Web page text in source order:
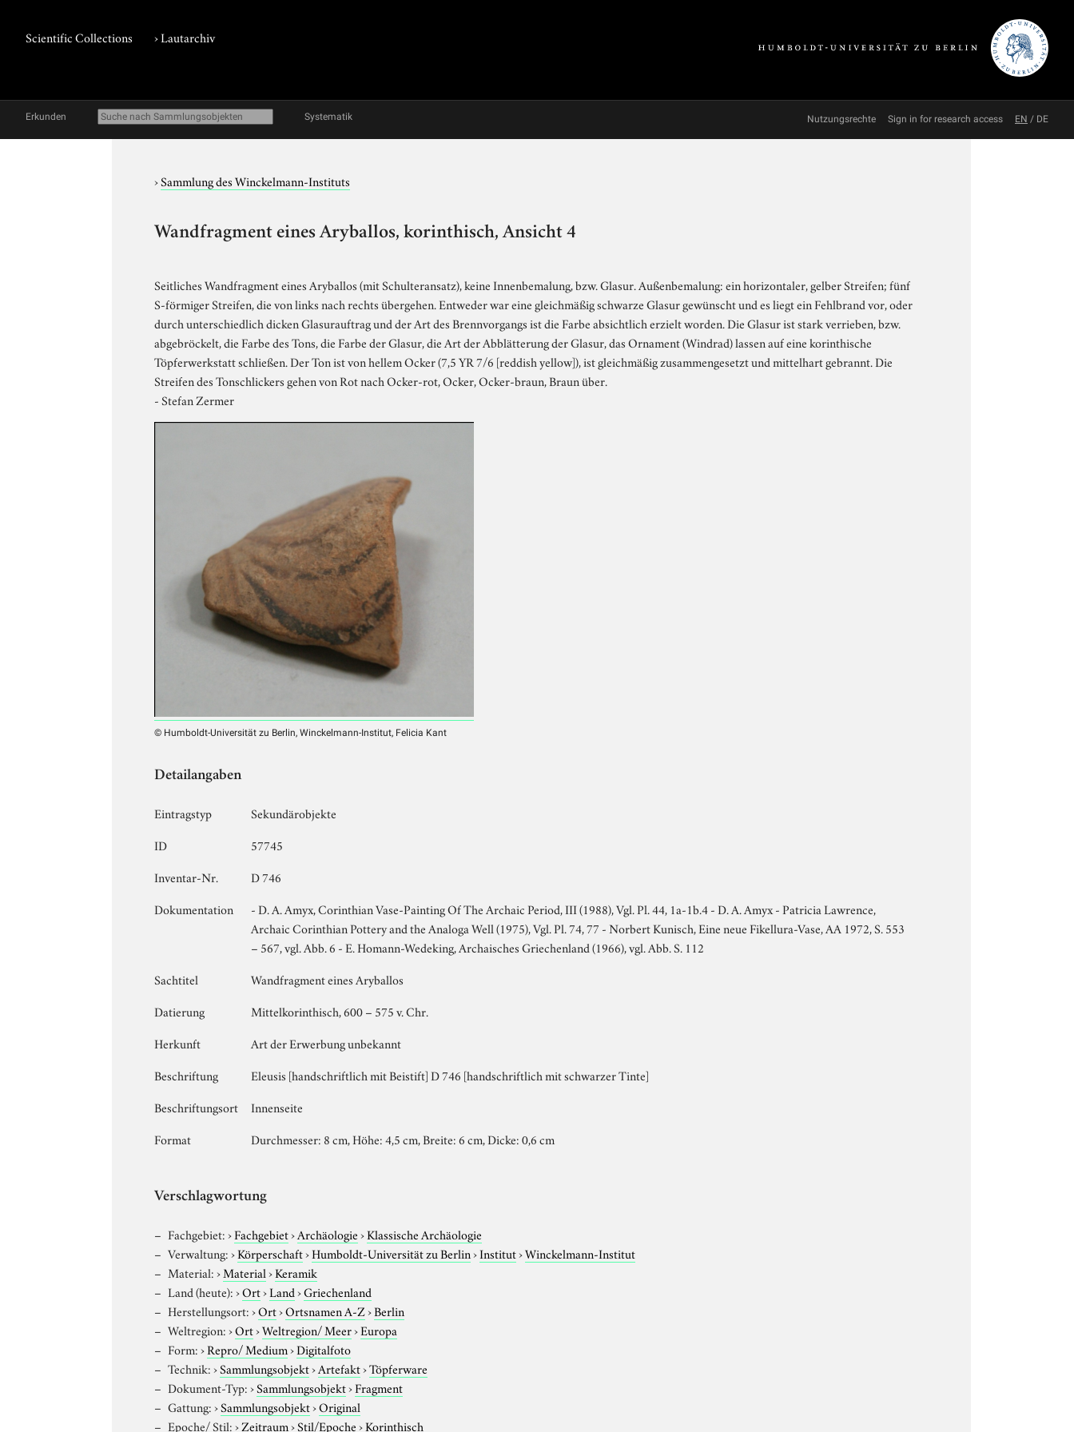
Scientific Collections ›Lautarchiv
Erkunden Systematik Nutzungsrechte Sign in for research access EN / DE
›Sammlung des Winckelmann-Instituts
Wandfragment eines Aryballos, korinthisch, Ansicht 4
Seitliches Wandfragment eines Aryballos (mit Schulteransatz), keine Innenbemalung, bzw. Glasur. Außenbemalung: ein horizontaler, gelber Streifen; fünf
S-förmiger Streifen, die von links nach rechts übergehen. Entweder war eine gleichmäßig schwarze Glasur gewünscht und es liegt ein Fehlbrand vor, oder
durch unterschiedlich dicken Glasurauftrag und der Art des Brennvorgangs ist die Farbe absichtlich erzielt worden. Die Glasur ist stark verrieben, bzw.
abgebröckelt, die Farbe des Tons, die Farbe der Glasur, die Art der Abblätterung der Glasur, das Ornament (Windrad) lassen auf eine korinthische
Töpferwerkstatt schließen. Der Ton ist von hellem Ocker (7,5 YR 7/6 [reddish yellow]), ist gleichmäßig zusammengesetzt und mittelhart gebrannt. Die
Streifen des Tonschlickers gehen von Rot nach Ocker-rot, Ocker, Ocker-braun, Braun über.
- Stefan Zermer
© Humboldt-Universität zu Berlin, Winckelmann-Institut, Felicia Kant
Detailangaben
Eintragstyp
Sekundärobjekte
ID
57745
Inventar-Nr.
D 746
Dokumentation
- D. A. Amyx, Corinthian Vase-Painting Of The Archaic Period, III (1988), Vgl. Pl. 44, 1a-1b.4 - D. A. Amyx - Patricia Lawrence,
Archaic Corinthian Pottery and the Analoga Well (1975), Vgl. Pl. 74, 77 - Norbert Kunisch, Eine neue Fikellura-Vase, AA 1972, S. 553
– 567, vgl. Abb. 6 - E. Homann-Wedeking, Archaisches Griechenland (1966), vgl. Abb. S. 112
Sachtitel
Wandfragment eines Aryballos
Datierung
Mittelkorinthisch, 600 – 575 v. Chr.
Herkunft
Art der Erwerbung unbekannt
Beschriftung
Eleusis [handschriftlich mit Beistift] D 746 [handschriftlich mit schwarzer Tinte]
Beschriftungsort
Innenseite
Format
Durchmesser: 8 cm, Höhe: 4,5 cm, Breite: 6 cm, Dicke: 0,6 cm
Verschlagwortung
Fachgebiet:›Fachgebiet›Archäologie›Klassische Archäologie
Verwaltung:›Körperschaft›Humboldt-Universität zu Berlin›Institut›Winckelmann-Institut
Material:›Material›Keramik
Land (heute):›Ort›Land›Griechenland
Herstellungsort:›Ort›Ortsnamen A-Z›Berlin
Weltregion:›Ort›Weltregion/ Meer›Europa
Form:›Repro/ Medium›Digitalfoto
Technik:›Sammlungsobjekt›Artefakt›Töpferware
Dokument-Typ:›Sammlungsobjekt›Fragment
Gattung:›Sammlungsobjekt›Original
Epoche/ Stil:›Zeitraum›Stil/Epoche›Korinthisch